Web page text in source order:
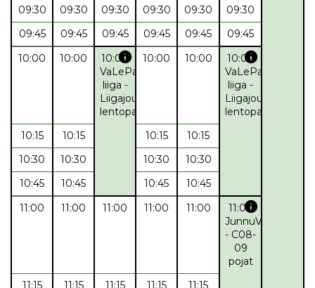
09:30
09:30 09:30 09:30 09:30
09:30
09:45
09:45 09:45 09:45 09:45
09:45
10:00
10:00 10:00info
VaLePa
liiga -
Liigajoukkue
lentopallo
10:00 10:00 10:00info
VaLePa
liiga -
Liigajoukkue
lentopallo
10:15
10:15 10:15
10:15
10:30
10:30 10:30
10:30
10:45
10:45 10:45
10:45
11:00
11:00 11:00 11:00 11:00 11:00info
JunnuValepa
- C08-
09
pojat
11:15
11:15 11:15 11:15
11:15